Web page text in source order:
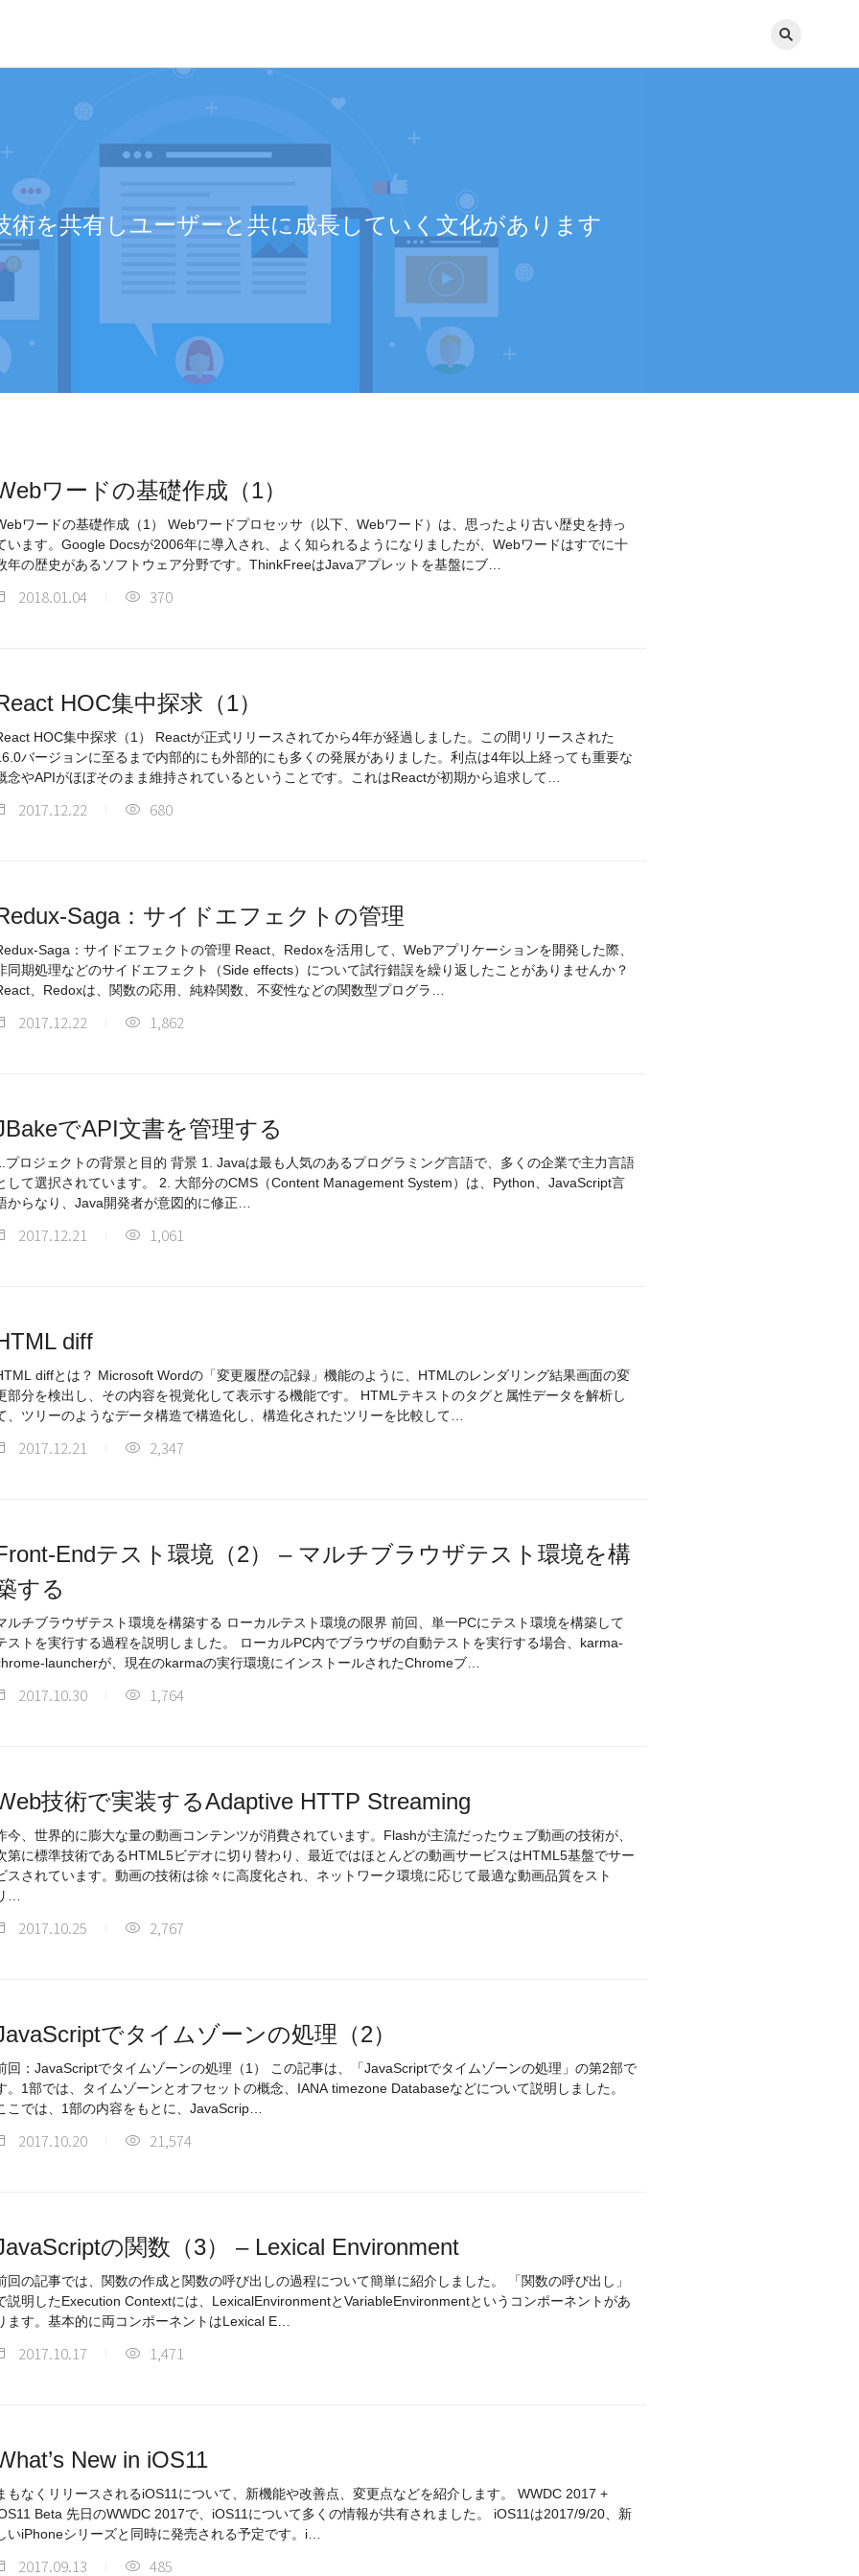
術を共有しユーザーと共に成長していく文化があります
ワードの基礎作成（1）
ワードの基礎作成（1） Webワードプロセッサ（以下、Webワード）は、思ったより古い歴史を持っ
います。Google Docsが2006年に導入され、よく知られるようになりましたが、Webワードはすでに十
年の歴史があるソフトウェア分野です。ThinkFreeはJavaアプレットを基盤にブ…
2018.01.04 370
HOC集中探求（1）
HOC集中探求（1） Reactが正式リリースされてから4年が経過しました。この間リリースされた
バージョンに至るまで内部的にも外部的にも多くの発展がありました。利点は4年以上経っても重要な
念やAPIがほぼそのまま維持されているということです。これはReactが初期から追求して…
2017.12.22 680
Saga：サイドエフェクトの管理
Saga：サイドエフェクトの管理 React、Redoxを活用して、Webアプリケーションを開発した際、
同期処理などのサイドエフェクト（Side effects）について試行錯誤を繰り返したことがありませんか？
、Redoxは、関数の応用、純粋関数、不変性などの関数型プログラ…
2017.12.22 1,862
でAPI文書を管理する
ジェクトの背景と目的 背景 1. Javaは最も人気のあるプログラミング言語で、多くの企業で主力言語
して選択されています。 2. 大部分のCMS（Content Management System）は、Python、JavaScript言
からなり、Java開発者が意図的に修正…
2017.12.21 1,061
diff
とは？ Microsoft Wordの「変更履歴の記録」機能のように、HTMLのレンダリング結果画面の変
分を検出し、その内容を視覚化して表示する機能です。 HTMLテキストのタグと属性データを解析し
、ツリーのようなデータ構造で構造化し、構造化されたツリーを比較して…
2017.12.21 2,347
Endテスト環境（2） – マルチブラウザテスト環境を構
する
ルチブラウザテスト環境を構築する ローカルテスト環境の限界 前回、単一PCにテスト環境を構築して
ストを実行する過程を説明しました。 ローカルPC内でブラウザの自動テストを実行する場合、karma-
launcherが、現在のkarmaの実行環境にインストールされたChromeブ…
2017.10.30 1,764
技術で実装するAdaptive HTTP Streaming
今、世界的に膨大な量の動画コンテンツが消費されています。Flashが主流だったウェブ動画の技術が、
第に標準技術であるHTML5ビデオに切り替わり、最近ではほとんどの動画サービスはHTML5基盤でサー
スされています。動画の技術は徐々に高度化され、ネットワーク環境に応じて最適な動画品質をスト
…
2017.10.25 2,767
でタイムゾーンの処理（2）
：JavaScriptでタイムゾーンの処理（1） この記事は、「JavaScriptでタイムゾーンの処理」の第2部で
。1部では、タイムゾーンとオフセットの概念、IANA timezone Databaseなどについて説明しました。
こでは、1部の内容をもとに、JavaScrip…
2017.10.20 21,574
の関数（3） – Lexical Environment
回の記事では、関数の作成と関数の呼び出しの過程について簡単に紹介しました。 「関数の呼び出し」
説明したExecution Contextには、LexicalEnvironmentとVariableEnvironmentというコンポーネントがあ
ます。基本的に両コンポーネントはLexical E…
2017.10.17 1,471
New in iOS11
もなくリリースされるiOS11について、新機能や改善点、変更点などを紹介します。 WWDC 2017 +
Beta 先日のWWDC 2017で、iOS11について多くの情報が共有されました。 iOS11は2017/9/20、新
いiPhoneシリーズと同時に発売される予定です。i…
2017.09.13 485